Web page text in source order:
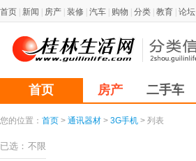
首页 新闻 房产 装修 汽车 购物 分类 教育 论坛
首页 房产 二手车
您的位置： 首页 > 通讯器材 > 3G手机 > 列表
已选： 不限